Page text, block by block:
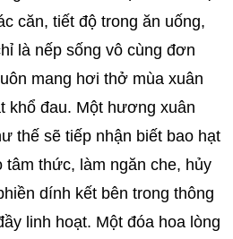
căn, tiết độ trong ăn uống,
là nếp sống vô cùng đơn
mang hơi thở mùa xuân
khổ đau. Một hương xuân
thế sẽ tiếp nhận biết bao hạt
tâm thức, làm ngăn che, hủy
dính kết bên trong thông
linh hoạt. Một đóa hoa lòng